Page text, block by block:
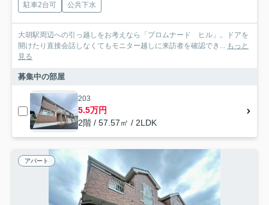
駐車2台可
公共下水
大胡駅周辺への引っ越しをお考えなら「プロムナード ヒル」。ドアを
開けたり直接会話しなくてもモニター越しに来訪者を確認でき... もっと
見る
募集中の部屋
203
5.5万円
2階 / 57.57㎡ / 2LDK
アパート